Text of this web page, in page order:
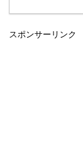
スポンサーリンク